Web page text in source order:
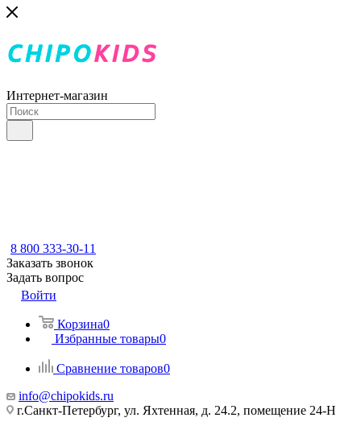
Интернет-магазин
8 800 333-30-11
Заказать звонок
Задать вопрос
Войти
Корзина0
Избранные товары0
Сравнение товаров0
info@chipokids.ru
г.Санкт-Петербург, ул. Яхтенная, д. 24.2, помещение 24-Н